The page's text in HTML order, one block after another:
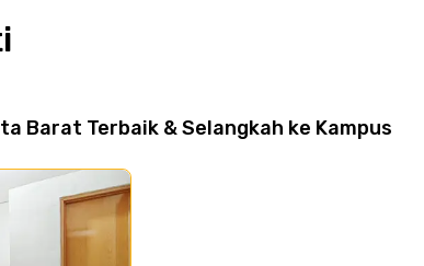
Barat Terbaik & Selangkah ke Kampus